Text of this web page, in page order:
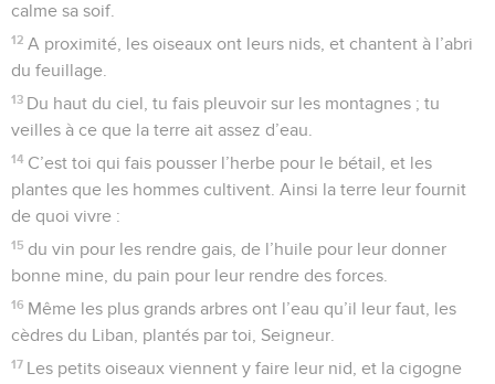
calme sa soif.
12 A proximité, les oiseaux ont leurs nids, et chantent à l’abri
du feuillage.
13 Du haut du ciel, tu fais pleuvoir sur les montagnes ; tu
veilles à ce que la terre ait assez d’eau.
14 C’est toi qui fais pousser l’herbe pour le bétail, et les
plantes que les hommes cultivent. Ainsi la terre leur fournit
de quoi vivre :
15 du vin pour les rendre gais, de l’huile pour leur donner
bonne mine, du pain pour leur rendre des forces.
16 Même les plus grands arbres ont l’eau qu’il leur faut, les
cèdres du Liban, plantés par toi, Seigneur.
17 Les petits oiseaux viennent y faire leur nid, et la cigogne